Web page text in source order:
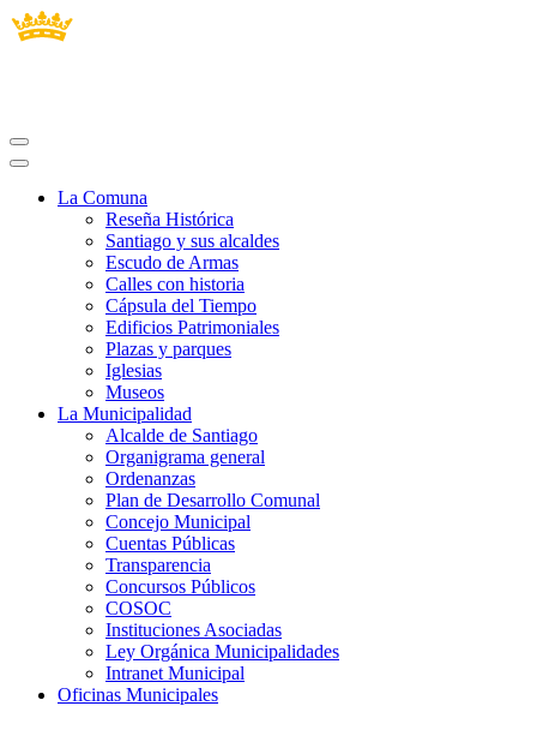
La Comuna
Reseña Histórica
Santiago y sus alcaldes
Escudo de Armas
Calles con historia
Cápsula del Tiempo
Edificios Patrimoniales
Plazas y parques
Iglesias
Museos
La Municipalidad
Alcalde de Santiago
Organigrama general
Ordenanzas
Plan de Desarrollo Comunal
Concejo Municipal
Cuentas Públicas
Transparencia
Concursos Públicos
COSOC
Instituciones Asociadas
Ley Orgánica Municipalidades
Intranet Municipal
Oficinas Municipales